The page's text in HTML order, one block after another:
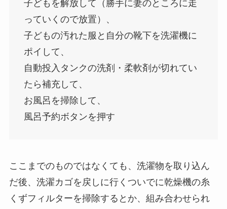
子どもを解放して（勝手に妻のところに走
っていくので放置）、
子どもの汚れた服と自分の靴下を洗濯機に
ポイして、
自動投入タンクの洗剤・柔軟剤が切れてい
たら補充して、
お風呂を掃除して、
風呂予約ボタンを押す
ここまでのものではなくても、洗濯物を取り込ん
だ後、洗濯カゴを戻しに行くついでに乾燥機の糸
くずフィルターを掃除するとか、組み合わせられ